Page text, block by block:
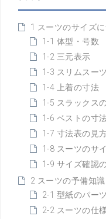
1 スーツのサイズ
1-1 体型・号数
1-2 三元表示
1-3 スリムスー
1-4 上着の寸法
1-5 スラックス
1-6 ベストの寸
1-7 寸法表の見
1-8 スーツのサ
1-9 サイズ確認
2 スーツの予備知識
2-1 型紙のパーツ
2-2 スーツの仕